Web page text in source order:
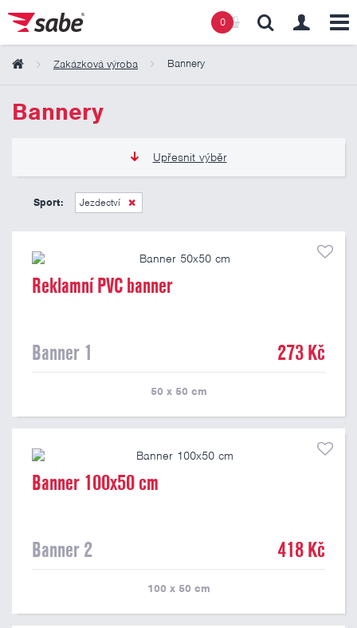
0
Zakázková výroba Bannery
Bannery
Upřesnit výběr
Pouze skladem
273 Kč
Sport: Jezdectví
Reklamní PVC banner
Banner 1 273 Kč
50 x 50 cm
Banner 100x50 cm
Banner 2 418 Kč
100 x 50 cm
Obsah košíku